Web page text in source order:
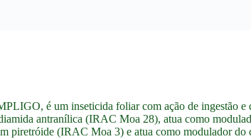
é um inseticida foliar com ação de ingestão
antranílica (IRAC Moa 28), atua como
piretróide (IRAC Moa 3) e atua como modulador